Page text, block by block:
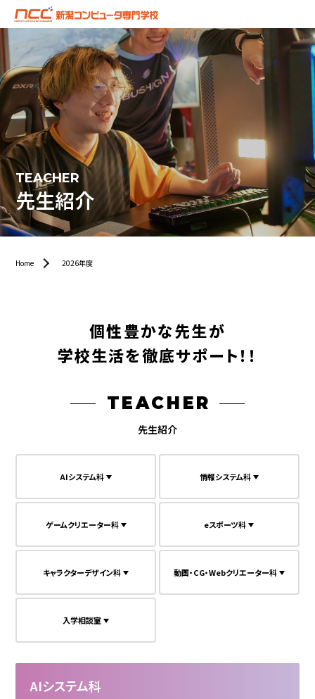
TEACHER
先生紹介
Home 2026年度
個性豊かな先生が
学校生活を徹底サポー ト！ ！
TEACHER
先生紹介
AIシステム科 情報システム科
ゲームクリエーター科 eスポーツ科
キャラクターデザイン科 動画・CG・Webクリエーター科
入学相談室
AIシステム科